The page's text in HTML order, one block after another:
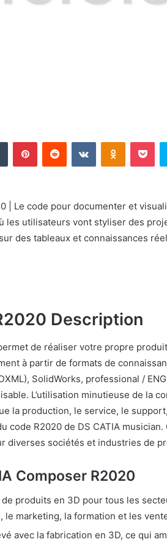
Tumblr PinterestReddit VKontakte
| Le code pour documenter et
les utilisateurs vont styliser des
des tableaux et connaissances
Description
de réaliser votre propre
à partir de formats de
SolidWorks, professional /
L’utilisation minutieuse de la
la production, le service, le
code R2020 de DS CATIA
diverses sociétés et industries de
Composer R2020
produits en 3D pour tous les
le marketing, la formation et les
avec la fabrication en 3D, ce qui